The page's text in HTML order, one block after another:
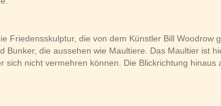
Friedensskulptur, die von dem Künstler Bill Woodrow
die aussehen wie Maultiere. Das Maultier ist
nicht vermehren können. Die Blickrichtung hinaus